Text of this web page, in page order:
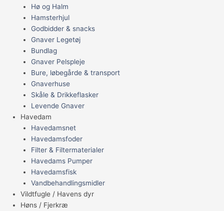
Hø og Halm
Hamsterhjul
Godbidder & snacks
Gnaver Legetøj
Bundlag
Gnaver Pelspleje
Bure, løbegårde & transport
Gnaverhuse
Skåle & Drikkeflasker
Levende Gnaver
Havedam
Havedamsnet
Havedamsfoder
Filter & Filtermaterialer
Havedams Pumper
Havedamsfisk
Vandbehandlingsmidler
Vildtfugle / Havens dyr
Høns / Fjerkræ